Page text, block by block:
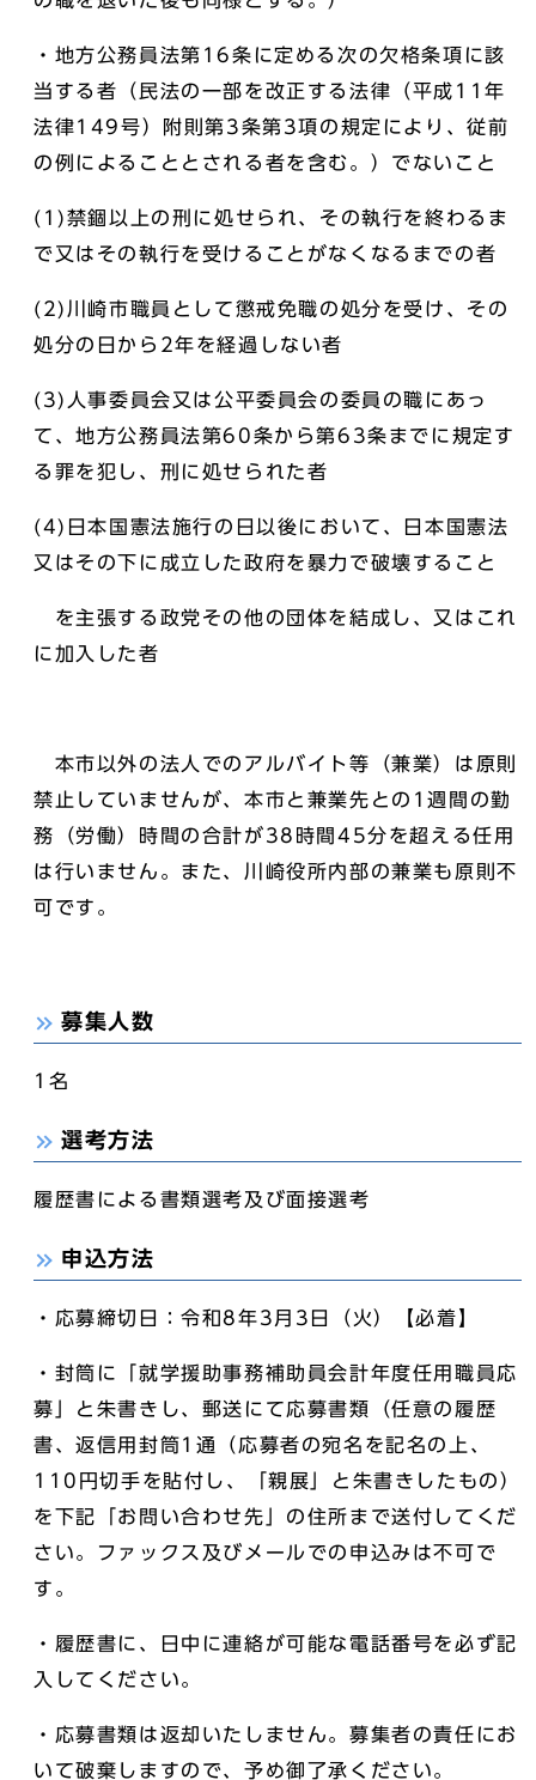
・地方公務員法第16条に定める次の欠格条項に該
当する者（民法の一部を改正する法律（平成11年
法律149号）附則第3条第3項の規定により、従前
の例によることとされる者を含む。）でないこと
(1)禁錮以上の刑に処せられ、その執行を終わるま
で又はその執行を受けることがなくなるまでの者
(2)川崎市職員として懲戒免職の処分を受け、その
処分の日から2年を経過しない者
(3)人事委員会又は公平委員会の委員の職にあっ
て、地方公務員法第60条から第63条までに規定す
る罪を犯し、刑に処せられた者
(4)日本国憲法施行の日以後において、日本国憲法
又はその下に成立した政府を暴力で破壊すること
を主張する政党その他の団体を結成し、又はこれ
に加入した者
本市以外の法人でのアルバイト等（兼業）は原則
禁止していませんが、本市と兼業先との1週間の勤
務（労働）時間の合計が38時間45分を超える任用
は行いません。また、川崎役所内部の兼業も原則不
可です。
募集人数
1名
選考方法
履歴書による書類選考及び面接選考
申込方法
・応募締切日：令和8年3月3日（火）【必着】
・封筒に「就学援助事務補助員会計年度任用職員応
募」と朱書きし、郵送にて応募書類（任意の履歴
書、返信用封筒1通（応募者の宛名を記名の上、
110円切手を貼付し、「親展」と朱書きしたもの）
を下記「お問い合わせ先」の住所まで送付してくだ
さい。ファックス及びメールでの申込みは不可で
す。
・履歴書に、日中に連絡が可能な電話番号を必ず記
入してください。
・応募書類は返却いたしません。募集者の責任にお
いて破棄しますので、予め御了承ください。